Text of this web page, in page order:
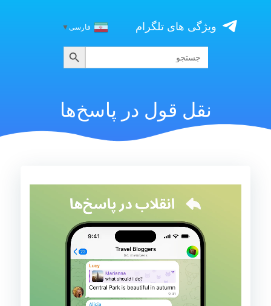
content
ویژگی های تلگرام فارسی▼
جستجو
برای:
جستجو
نقل قول در پاسخ‌ها